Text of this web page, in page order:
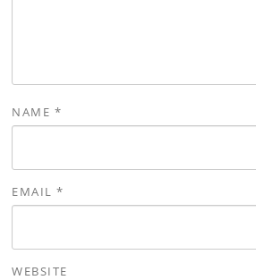
NAME *
EMAIL*
WEBSITE